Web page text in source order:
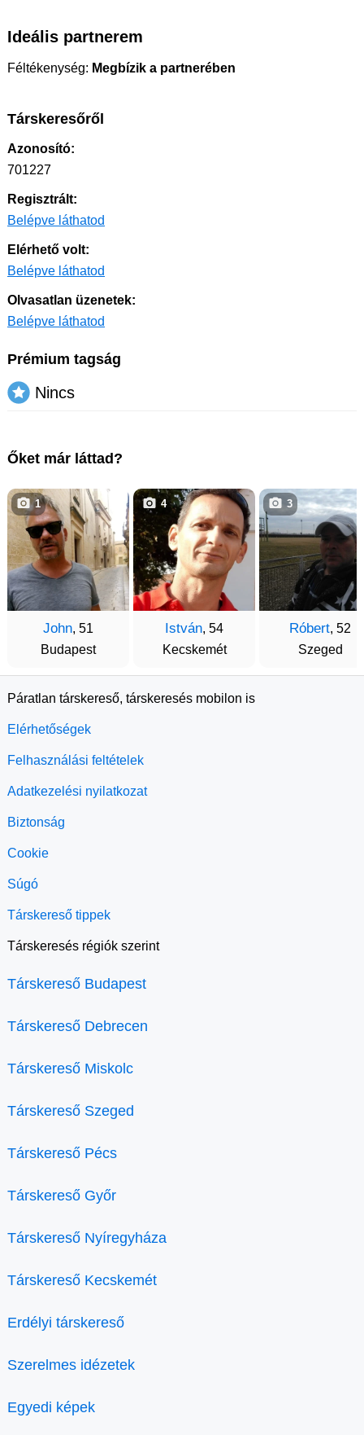
Ideális partnerem
Féltékenység: Megbízik a partnerében
Társkeresőről
Azonosító:
701227
Regisztrált:
Belépve láthatod
Elérhető volt:
Belépve láthatod
Olvasatlan üzenetek:
Belépve láthatod
Prémium tagság
Nincs
Őket már láttad?
John, 51
Budapest
1
István, 54
Kecskemét
4
Róbert, 52
Szeged
3
Páratlan társkereső, társkeresés mobilon is
Elérhetőségek
Felhasználási feltételek
Adatkezelési nyilatkozat
Biztonság
Cookie
Súgó
Társkereső tippek
Társkeresés régiók szerint
Társkereső Budapest
Társkereső Debrecen
Társkereső Miskolc
Társkereső Szeged
Társkereső Pécs
Társkereső Győr
Társkereső Nyíregyháza
Társkereső Kecskemét
Erdélyi társkereső
Szerelmes idézetek
Egyedi képek